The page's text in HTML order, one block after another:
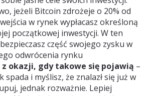
jeżeli Bitcoin zdrożeje o 20% od
w rynek wypłacasz określoną
początkowej inwestycji. W ten
część swojego zysku w
odwrócenia rynku
okazji, gdy takowe się pojawią –
spada i myślisz, że znalazł się już w
jednak rozważnie. Lepiej